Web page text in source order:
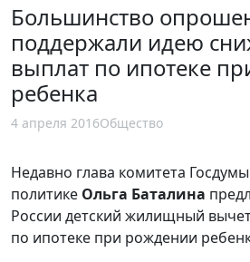
Большинство
поддержали идею
выплат по ипотеке
ребенка
4 апреля 2016Общество
Недавно глава комитета
политике Ольга Баталина
России детский жилищный
по ипотеке при рождении